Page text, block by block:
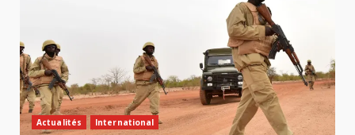
Actualités International